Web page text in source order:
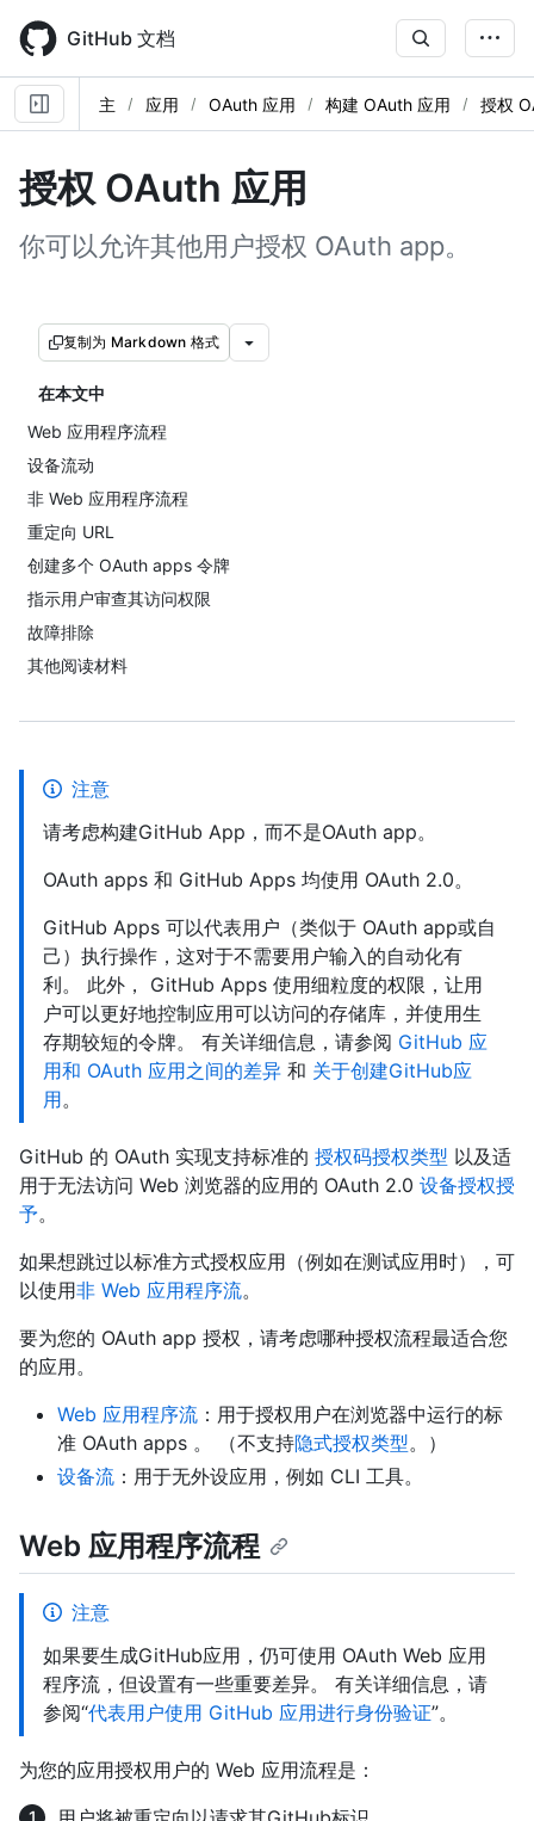
main
content
GitHub 文档
主 应用 OAuth 应用 构建 OAuth 应用 授权
授权 OAuth 应用
你可以允许其他用户授权 OAuth app。
复制为 Markdown 格式
在本文中
Web 应用程序流程
设备流动
非 Web 应用程序流程
重定向 URL
创建多个 OAuth apps 令牌
指示用户审查其访问权限
故障排除
其他阅读材料
注意
请考虑构建GitHub App，而不是OAuth app。
OAuth apps 和 GitHub Apps 均使用 OAuth 2.0。
GitHub Apps 可以代表用户（类似于 OAuth app或自
己）执行操作，这对于不需要用户输入的自动化有
利。 此外， GitHub Apps 使用细粒度的权限，让用
户可以更好地控制应用可以访问的存储库，并使用生
存期较短的令牌。 有关详细信息，请参阅 GitHub 应
用和 OAuth 应用之间的差异 和 关于创建GitHub应
用。
GitHub 的 OAuth 实现支持标准的 授权码授权类型 以及适
用于无法访问 Web 浏览器的应用的 OAuth 2.0 设备授权授
予。
如果想跳过以标准方式授权应用（例如在测试应用时），可
以使用非 Web 应用程序流。
要为您的 OAuth app 授权，请考虑哪种授权流程最适合您
的应用。
Web 应用程序流 ：用于授权用户在浏览器中运行的标
准 OAuth apps 。 （不支持隐式授权类型。）
设备流 ：用于无外设应用，例如 CLI 工具。
Web 应用程序流程
注意
如果要生成GitHub应用，仍可使用 OAuth Web 应用
程序流，但设置有一些重要差异。 有关详细信息，请
参阅“代表用户使用 GitHub 应用进行身份验证”。
为您的应用授权用户的 Web 应用流程是：